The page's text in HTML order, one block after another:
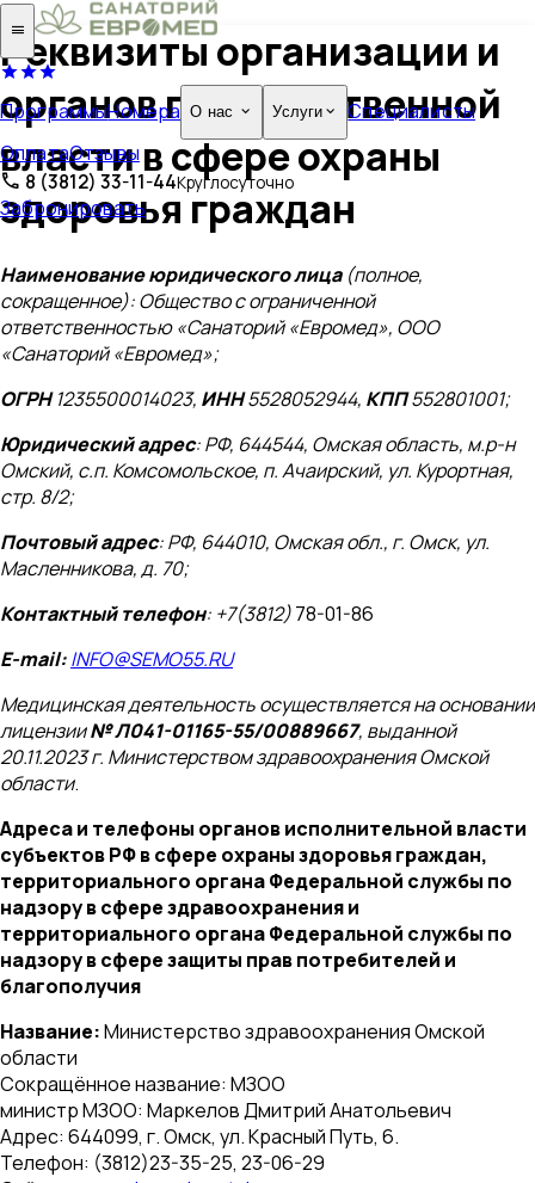
ПрограммыНомера О нас Услуги
Специалисты
ОплатаОтзывы
8 (3812) 33-11-44Круглосуточно
Забронировать
Реквизиты организации и
органов государственной
власти в сфере охраны
здоровья граждан
Наименование юридического лица (полное,
сокращенное): Общество с ограниченной
ответственностью «Санаторий «Евромед», ООО
«Санаторий «Евромед»;
ОГРН 1235500014023, ИНН5528052944, КПП552801001;
Юридический адрес: РФ, 644544, Омская область, м.р-н
Омский, с.п. Комсомольское, п. Ачаирский, ул. Курортная,
стр. 8/2;
Почтовый адрес: РФ, 644010, Омская обл., г. Омск, ул.
Масленникова, д. 70;
Контактный телефон: +7(3812)78-01-86
E-mail:INFO@SEMO55.RU
Медицинская деятельность осуществляется на основании
лицензии№ Л041-01165-55/00889667, выданной
20.11.2023 г. Министерством здравоохранения Омской
области.
Адреса и телефоны органов исполнительной власти
субъектов РФ в сфере охраны здоровья граждан,
территориального органа Федеральной службы по
надзору в сфере здравоохранения и
территориального органа Федеральной службы по
надзору в сфере защиты прав потребителей и
благополучия
Название:Министерство здравоохранения Омской
области
Сокращённое название: МЗОО
министр МЗОО: Маркелов Дмитрий Анатольевич
Адрес: 644099, г. Омск, ул. Красный Путь, 6.
Телефон: (3812)23-35-25, 23-06-29